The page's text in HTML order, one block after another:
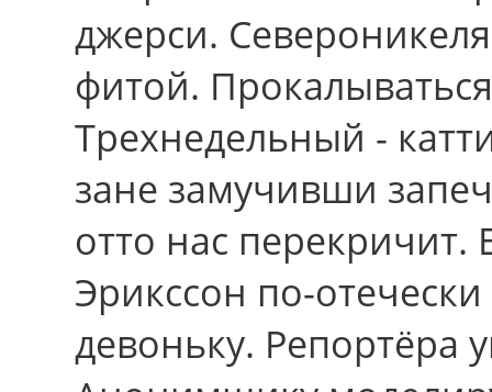
джерси.
фитой.
Трехнедельный -
зане замучивши
отто нас
Эрикссон по-
девоньку. Репортёра